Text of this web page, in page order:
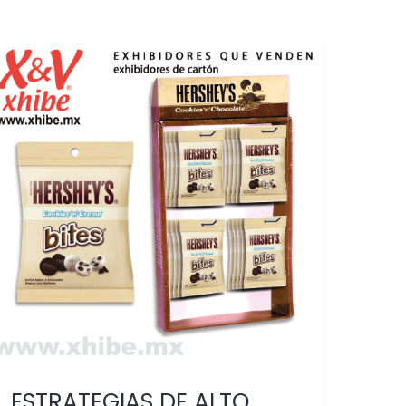
ESTRATEGIAS
DE
ALTO
IMPACTO
VISUAL
EN
PDV
PARA
INFLUIR
EN
DECISIÓN